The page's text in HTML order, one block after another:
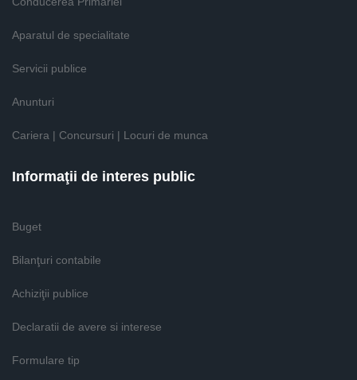
Aparatul de specialitate
Servicii publice
Anunturi
Cariera | Concursuri | Locuri de munca
Informaţii de interes public
Buget
Bilanţuri contabile
Achiziţii publice
Declaratii de avere si interese
Formulare tip